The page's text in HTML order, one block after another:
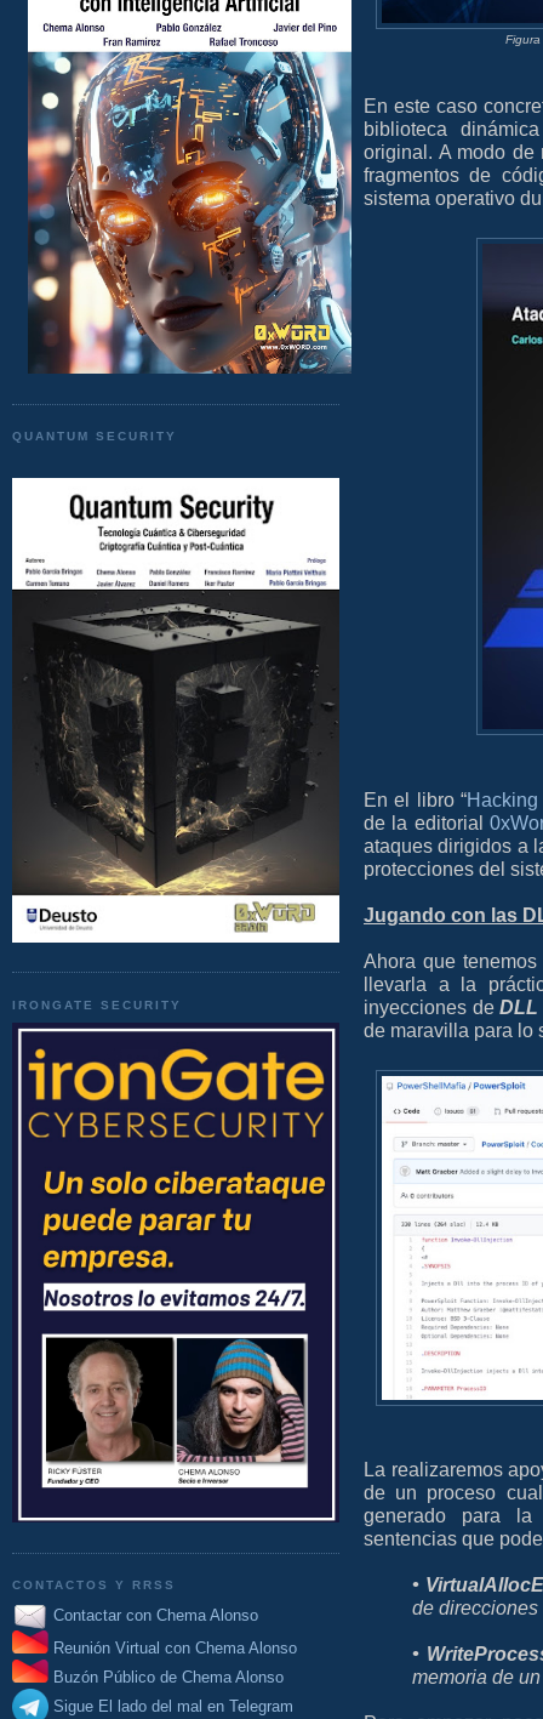
QUANTUM SECURITY
IRONGATE SECURITY
CONTACTOS Y RRSS
Contactar con Chema Alonso
Reunión Virtual con Chema Alonso
Buzón Público de Chema Alonso
Sigue El lado del mal en Telegram
En este caso
biblioteca
original. A modo de
fragmentos de
sistema operativo
En el libro “
de la editorial
ataques dirigidos a
protecciones del
Jugando con las
Ahora que
llevarla a la
inyecciones deDLL
de maravilla para lo
La realizaremos
de un proceso
generado para
sentencias que
•
de
•
memoria de